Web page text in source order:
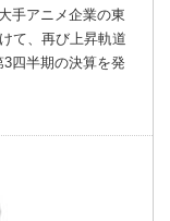
手アニメ企業の東
て、再び上昇軌道
四半期の決算を発